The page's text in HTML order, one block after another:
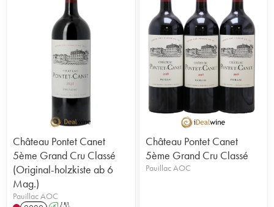
Château Pontet Canet
5ème Grand Cru Classé
(Original-holzkiste ab 6
Mag.)
Pauillac AOC
Château Pontet Canet
5ème Grand Cru Classé
Pauillac AOC